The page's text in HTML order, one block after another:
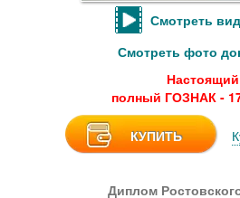
Смотреть
Смотреть фото
Настоящий
полный ГОЗНАК -
КУПИТЬ
Диплом